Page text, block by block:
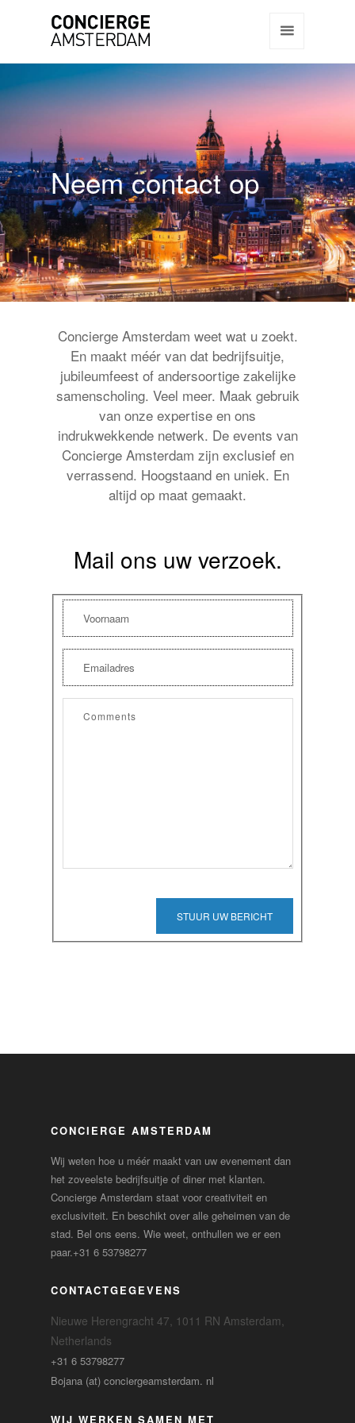
Neem contact op
Concierge Amsterdam weet wat u zoekt.
En maakt méér van dat bedrijfsuitje,
jubileumfeest of andersoortige zakelijke
samenscholing. Veel meer. Maak gebruik
van onze expertise en ons
indrukwekkende netwerk. De events van
Concierge Amsterdam zijn exclusief en
verrassend. Hoogstaand en uniek. En
altijd op maat gemaakt.
Mail ons uw verzoek.
CONCIERGE AMSTERDAM
Wij weten hoe u méér maakt van uw evenement dan
het zoveelste bedrijfsuitje of diner met klanten.
Concierge Amsterdam staat voor creativiteit en
exclusiviteit. En beschikt over alle geheimen van de
stad. Bel ons eens. Wie weet, onthullen we er een
paar.+31 6 53798277
CONTACTGEGEVENS
Nieuwe Herengracht 47, 1011 RN Amsterdam,
Netherlands
+31 6 53798277
Bojana (at) conciergeamsterdam. nl
WIJ WERKEN SAMEN MET